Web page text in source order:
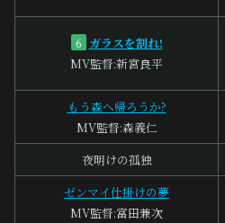
6 ガラスを割れ!
MV監督:新宮良平
もう森へ帰ろうか?
MV監督:森義仁
夜明けの孤独
ゼンマイ仕掛けの夢
MV監督:富田兼次